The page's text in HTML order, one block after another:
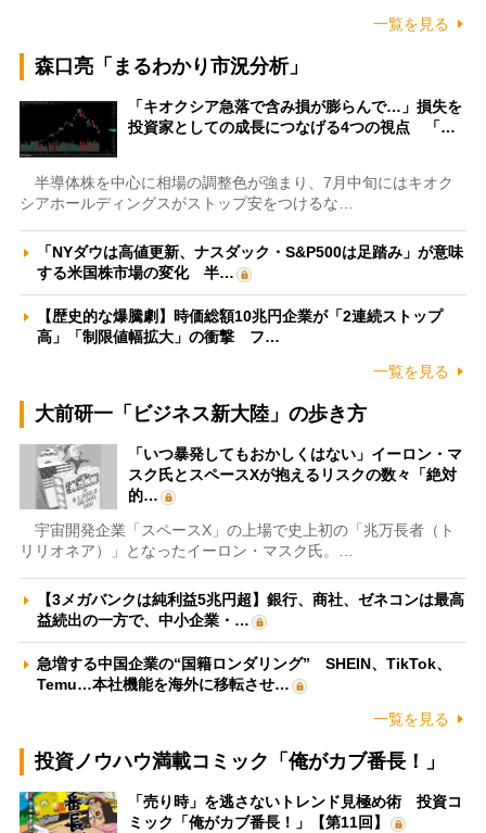
一覧を見る
森口亮「まるわかり市況分析」
「キオクシア急落で含み損が膨らんで…」損失を
投資家としての成長につなげる4つの視点 「…
半導体株を中心に相場の調整色が強まり、7月中旬にはキオク
シアホールディングスがストップ安をつけるな…
「NYダウは高値更新、ナスダック・S&P500は足踏み」が意味
する米国株市場の変化 半…
【歴史的な爆騰劇】時価総額10兆円企業が「2連続ストップ
高」「制限値幅拡大」の衝撃 フ…
一覧を見る
大前研一「ビジネス新大陸」の歩き方
「いつ暴発してもおかしくはない」イーロン・マ
スク氏とスペースXが抱えるリスクの数々「絶対
的…
宇宙開発企業「スペースX」の上場で史上初の「兆万長者（ト
リリオネア）」となったイーロン・マスク氏。…
【3メガバンクは純利益5兆円超】銀行、商社、ゼネコンは最高
益続出の一方で、中小企業・…
急増する中国企業の“国籍ロンダリング” SHEIN、TikTok、
Temu…本社機能を海外に移転させ…
一覧を見る
投資ノウハウ満載コミック「俺がカブ番長！」
「売り時」を逃さないトレンド見極め術 投資コ
ミック「俺がカブ番長！」【第11回】